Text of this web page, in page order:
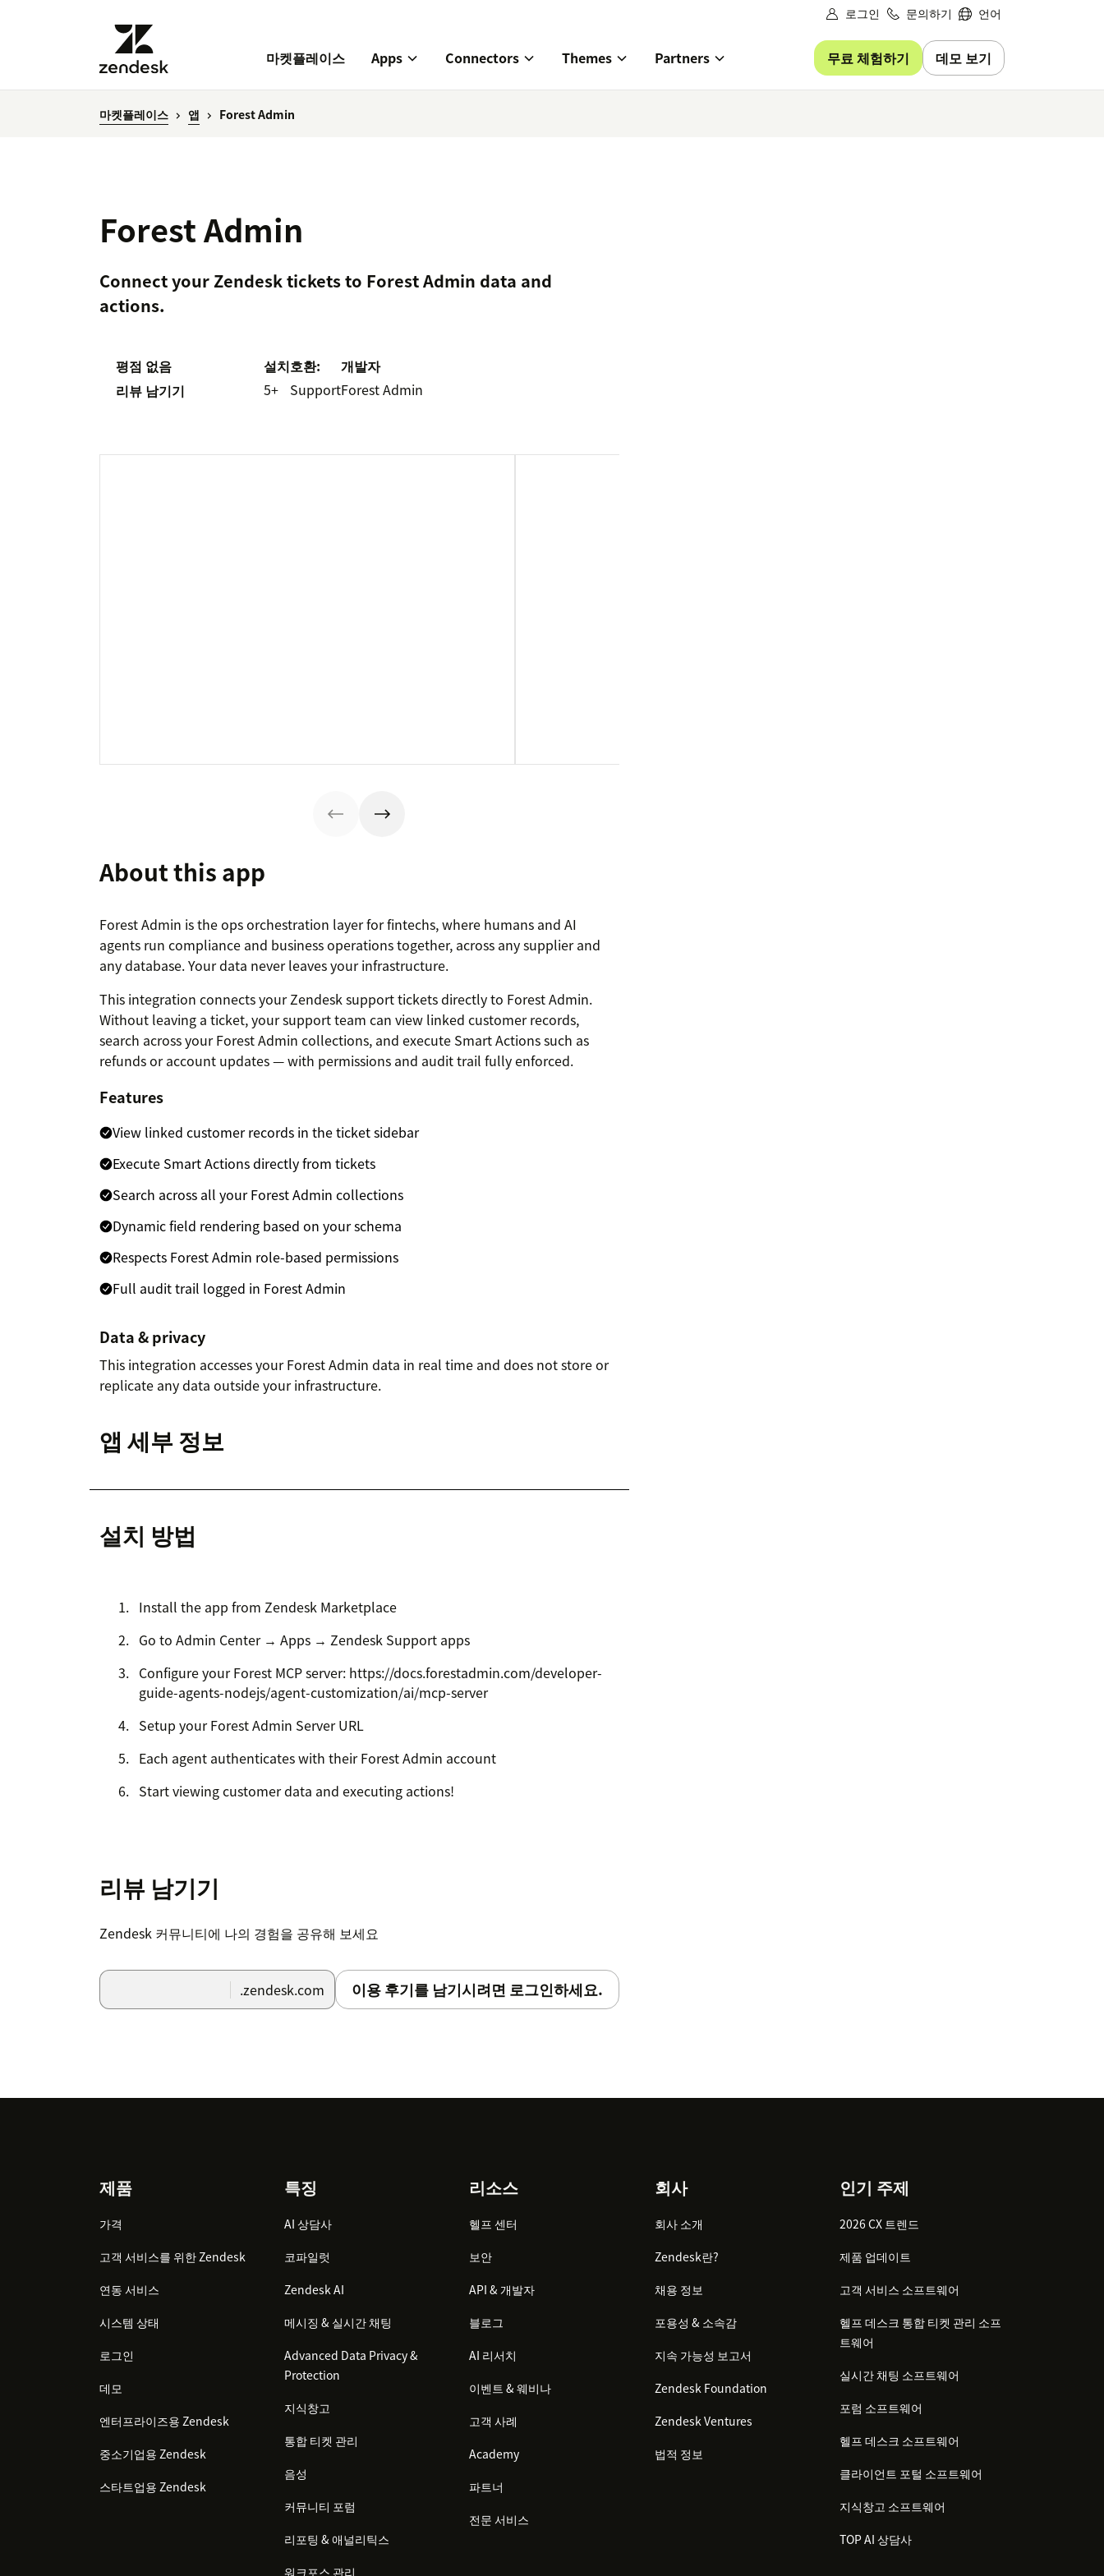
로그인 문의하기 언어
마켓플레이스 Apps Connectors Themes Partners 무료 체험하기 데모 보기
마켓플레이스 앱 Forest Admin
Forest Admin
Connect your Zendesk tickets to Forest Admin data and
actions.
평점 없음
리뷰 남기기
설치
5+
호환:
Support
개발자
Forest Admin
About this app
Forest Admin is the ops orchestration layer for fintechs, where humans and AI
agents run compliance and business operations together, across any supplier and
any database. Your data never leaves your infrastructure.
This integration connects your Zendesk support tickets directly to Forest Admin.
Without leaving a ticket, your support team can view linked customer records,
search across your Forest Admin collections, and execute Smart Actions such as
refunds or account updates — with permissions and audit trail fully enforced.
Features
View linked customer records in the ticket sidebar
Execute Smart Actions directly from tickets
Search across all your Forest Admin collections
Dynamic field rendering based on your schema
Respects Forest Admin role-based permissions
Full audit trail logged in Forest Admin
Data & privacy
This integration accesses your Forest Admin data in real time and does not store or
replicate any data outside your infrastructure.
앱 세부 정보
설치 방법
Install the app from Zendesk Marketplace
Go to Admin Center → Apps → Zendesk Support apps
Configure your Forest MCP server: https://docs.forestadmin.com/developer-
guide-agents-nodejs/agent-customization/ai/mcp-server
Setup your Forest Admin Server URL
Each agent authenticates with their Forest Admin account
Start viewing customer data and executing actions!
리뷰 남기기
Zendesk 커뮤니티에 나의 경험을 공유해 보세요
.zendesk.com 이용 후기를 남기시려면 로그인하세요.
제품
가격
고객 서비스를 위한 Zendesk
연동 서비스
시스템 상태
로그인
데모
엔터프라이즈용 Zendesk
중소기업용 Zendesk
스타트업용 Zendesk
특징
AI 상담사
코파일럿
Zendesk AI
메시징 & 실시간 채팅
Advanced Data Privacy &
Protection
지식창고
통합 티켓 관리
음성
커뮤니티 포럼
리포팅 & 애널리틱스
워크포스 관리
리소스
헬프 센터
보안
API & 개발자
블로그
AI 리서치
이벤트 & 웨비나
고객 사례
Academy
파트너
전문 서비스
회사
회사 소개
Zendesk란?
채용 정보
포용성 & 소속감
지속 가능성 보고서
Zendesk Foundation
Zendesk Ventures
법적 정보
인기 주제
2026 CX 트렌드
제품 업데이트
고객 서비스 소프트웨어
헬프 데스크 통합 티켓 관리 소프
트웨어
실시간 채팅 소프트웨어
포럼 소프트웨어
헬프 데스크 소프트웨어
클라이언트 포털 소프트웨어
지식창고 소프트웨어
TOP AI 상담사